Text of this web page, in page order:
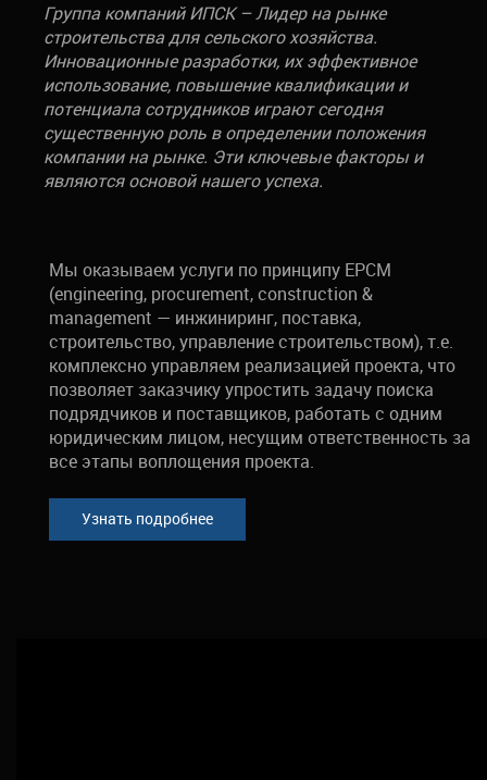
Группа компаний ИПСК – Лидер на рынке
строительства для сельского хозяйства.
Инновационные разработки, их эффективное
использование, повышение квалификации и
потенциала сотрудников играют сегодня
существенную роль в определении положения
компании на рынке. Эти ключевые факторы и
являются основой нашего успеха.
Мы оказываем услуги по принципу EPCM
(engineering, procurement, construction &
management — инжиниринг, поставка,
строительство, управление строительством), т.е.
комплексно управляем реализацией проекта, что
позволяет заказчику упростить задачу поиска
подрядчиков и поставщиков, работать с одним
юридическим лицом, несущим ответственность за
все этапы воплощения проекта.
Узнать подробнее